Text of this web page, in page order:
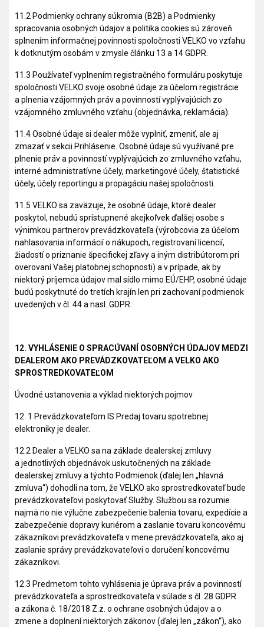
11.2 Podmienky ochrany súkromia (B2B) a Podmienky
spracovania osobných údajov a politika cookies sú zároveň
splnením informačnej povinnosti spoločnosti VELKO vo vzťahu
k dotknutým osobám v zmysle článku 13 a 14 GDPR.
11.3 Používateľ vyplnením registračného formuláru poskytuje
spoločnosti VELKO svoje osobné údaje za účelom registrácie
a plnenia vzájomných práv a povinností vyplývajúcich zo
vzájomného zmluvného vzťahu (objednávka, reklamácia).
11.4 Osobné údaje si dealer môže vyplniť, zmeniť, ale aj
zmazať v sekcii Prihlásenie. Osobné údaje sú využívané pre
plnenie práv a povinností vyplývajúcich zo zmluvného vzťahu,
interné administratívne účely, marketingové účely, štatistické
účely, účely reportingu a propagáciu našej spoločnosti.
11.5 VELKO sa zaväzuje, že osobné údaje, ktoré dealer
poskytol, nebudú sprístupnené akejkoľvek ďalšej osobe s
výnimkou partnerov prevádzkovateľa (výrobcovia za účelom
nahlasovania informácií o nákupoch, registrovaní licencií,
žiadostí o priznanie špecifickej zľavy a iným distribútorom pri
overovaní Vašej platobnej schopnosti) a v prípade, ak by
niektorý príjemca údajov mal sídlo mimo EÚ/EHP, osobné údaje
budú poskytnuté do tretích krajín len pri zachovaní podmienok
uvedených v čl. 44 a nasl. GDPR.
12. VYHLÁSENIE O SPRACÚVANÍ OSOBNÝCH ÚDAJOV MEDZI
DEALEROM AKO PREVÁDZKOVATEĽOM A VELKO AKO
SPROSTREDKOVATEĽOM
Úvodné ustanovenia a výklad niektorých pojmov
12. 1 Prevádzkovateľom IS Predaj tovaru spotrebnej
elektroniky je dealer.
12.2 Dealer a VELKO sa na základe dealerskej zmluvy
a jednotlivých objednávok uskutočnených na základe
dealerskej zmluvy a týchto Podmienok (ďalej len „hlavná
zmluva“) dohodli na tom, že VELKO ako sprostredkovateľ bude
prevádzkovateľovi poskytovať Služby. Službou sa rozumie
najmä no nie výlučne zabezpečenie balenia tovaru, expedície a
zabezpečenie dopravy kuriérom a zaslanie tovaru koncovému
zákazníkovi prevádzkovateľa v mene prevádzkovateľa, ako aj
zaslanie správy prevádzkovateľovi o doručení koncovému
zákazníkovi.
12.3 Predmetom tohto vyhlásenia je úprava práv a povinností
prevádzkovateľa a sprostredkovateľa v súlade s čl. 28 GDPR
a zákona č. 18/2018 Z.z. o ochrane osobných údajov a o
zmene a doplnení niektorých zákonov (ďalej len „zákon“), ako